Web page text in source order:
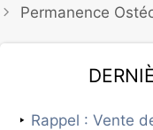
Permanence
Rappel : Vente